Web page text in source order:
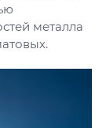
металла